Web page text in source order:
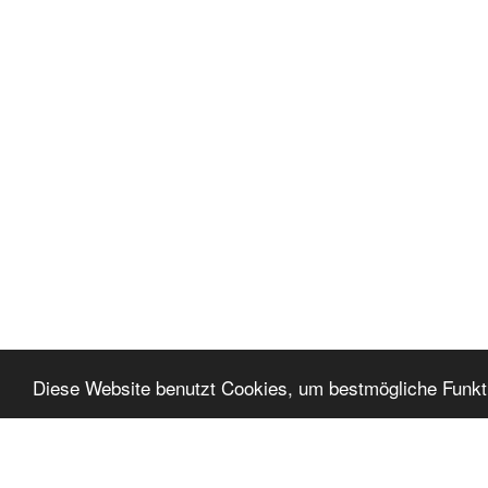
Diese Website benutzt Cookies, um bestmögliche